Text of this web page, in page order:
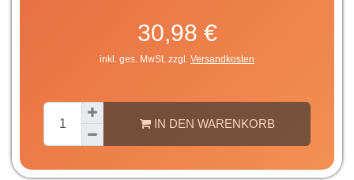
30,98 €
inkl. ges. MwSt. zzgl. Versandkosten
IN DEN WARENKORB